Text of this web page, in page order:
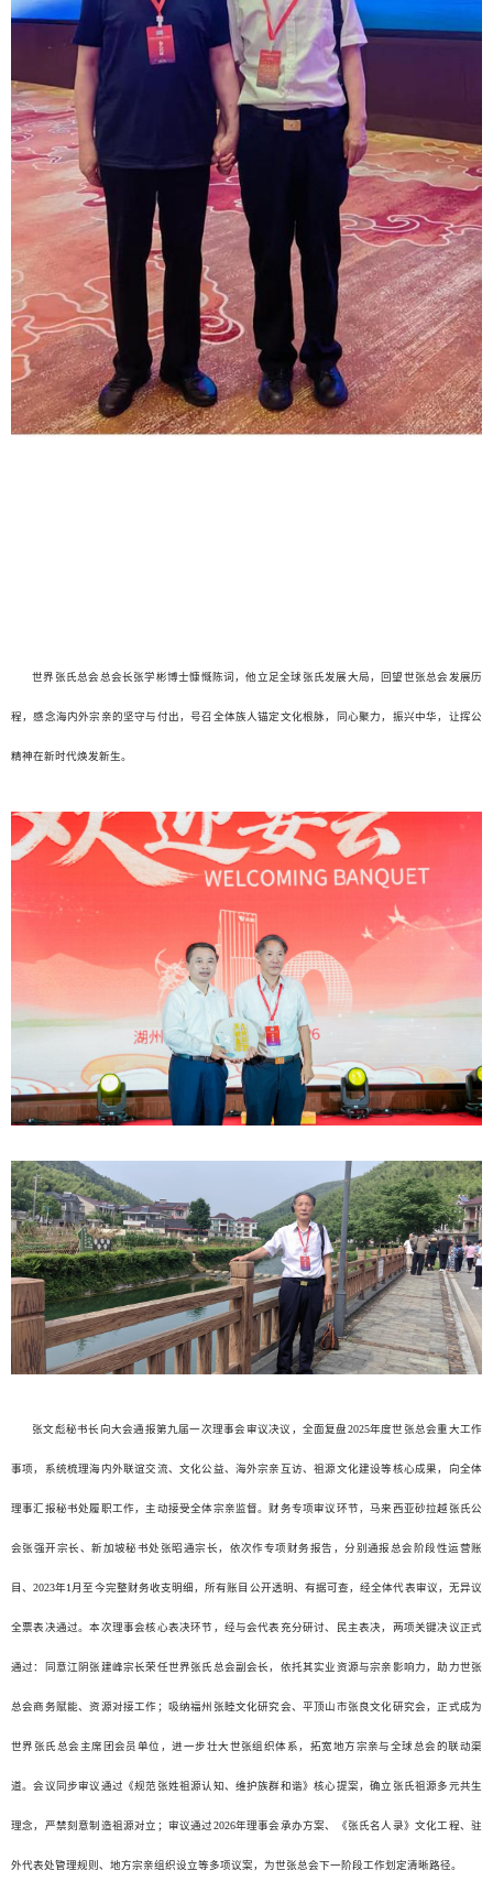
世界张氏总会总会长张学彬博士慷慨陈词，他立足全球张氏发展大局，回望世张总会发展历
程，感念海内外宗亲的坚守与付出，号召全体族人锚定文化根脉，同心聚力，振兴中华，让挥公
精神在新时代焕发新生。
张文彪秘书长向大会通报第九届一次理事会审议决议，全面复盘2025年度世张总会重大工作
事项，系统梳理海内外联谊交流、文化公益、海外宗亲互访、祖源文化建设等核心成果，向全体
理事汇报秘书处履职工作，主动接受全体宗亲监督。财务专项审议环节，马来西亚砂拉越张氏公
会张强开宗长、新加坡秘书处张昭通宗长，依次作专项财务报告，分别通报总会阶段性运营账
目、2023年1月至今完整财务收支明细，所有账目公开透明、有据可查，经全体代表审议，无异议
全票表决通过。本次理事会核心表决环节，经与会代表充分研讨、民主表决，两项关键决议正式
通过：同意江阴张建峰宗长荣任世界张氏总会副会长，依托其实业资源与宗亲影响力，助力世张
总会商务赋能、资源对接工作；吸纳福州张睦文化研究会、平顶山市张良文化研究会，正式成为
世界张氏总会主席团会员单位，进一步壮大世张组织体系，拓宽地方宗亲与全球总会的联动渠
道。会议同步审议通过《规范张姓祖源认知、维护族群和谐》核心提案，确立张氏祖源多元共生
理念，严禁刻意制造祖源对立；审议通过2026年理事会承办方案、《张氏名人录》文化工程、驻
外代表处管理规则、地方宗亲组织设立等多项议案，为世张总会下一阶段工作划定清晰路径。